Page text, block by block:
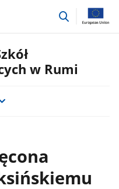
przejdź
w Rumi